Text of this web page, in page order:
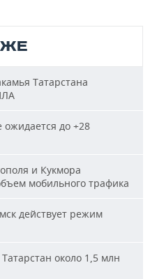
Татарстана
ожидается до +28
и Кукмора
мобильного трафика
действует режим
около 1,5 млн